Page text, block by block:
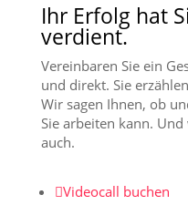
Ihr Erfolg hat
verdient.
Vereinbaren Sie ein
und direkt. Sie
Wir sagen Ihnen, ob
Sie arbeiten kann.
auch.
Videocall buchen